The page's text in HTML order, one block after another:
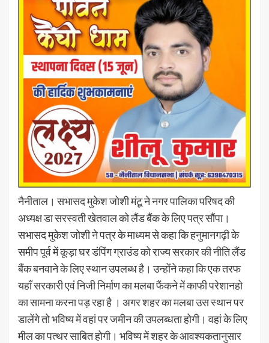
नैनीताल। सभासद मुकेश जोशी मंटू ने नगर पालिका परिषद की
अध्यक्ष डा सरस्वती खेतवाल को लैंड बैंक के लिए पत्र सौंपा।
सभासद मुकेश जोशी ने पत्र के माध्यम से कहा कि हनुमानगढ़ी के
समीप पूर्व में कूड़ा घर डंपिंग ग्राउंड को राज्य सरकार की नीति लैंड
बैंक बनवाने के लिए स्थान उपलब्ध है। उन्होंने कहा कि एक तरफ
यहाँ सरकारी एवं निजी निर्माण का मलबा फैंकने में काफी परेशानहो
का सामना करना पड़ रहा है । अगर शहर का मलबा उस स्थान पर
डालेंगे तो भविष्य में वहां पर जमीन की उपलब्धता होगी। वहां के लिए
मील का पत्थर साबित होगी। भविष्य में शहर के आवश्यकतानुसार